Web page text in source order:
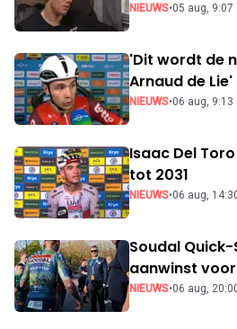
NIEUWS•05 aug, 9:07
'Dit wordt de
Arnaud de Lie'
NIEUWS•06 aug, 9:13
Isaac Del
tot 2031
NIEUWS•06 aug,
Soudal
aanwinst
NIEUWS•06 aug,